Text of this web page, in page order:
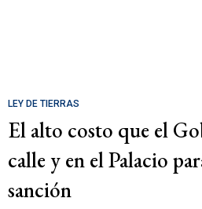
LEY DE TIERRAS
El alto costo que el
calle y en el Palacio
sanción